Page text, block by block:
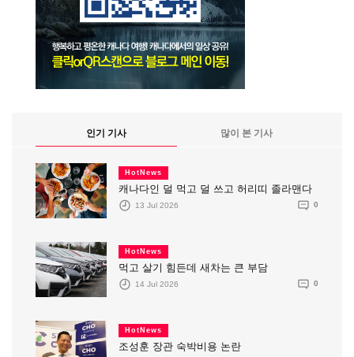
인기 기사 많이 본 기사
HotNews
캐나다인 덜 먹고 덜 쓰고 허리띠 졸라맨다
13 Jul 2026 0
HotNews
먹고 살기 힘든데 새차는 큰 부담
14 Jul 2026 0
HotNews
조성훈 장관 숙박비용 논란